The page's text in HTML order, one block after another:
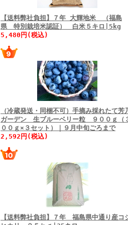
【送料弊社負担】７年 大輝地米 （福島
県 特別栽培米認証） 白米５キロ|5kg
5,480円(税込)
（冷蔵発送・同梱不可）手摘み採れたて芳
ガーデン 生ブルーベリー粒 ９００ｇ（
００ｇ×３セット）｜９月中旬ごろまで
2,592円(税込)
【送料弊社負担】７年 福島県中通り産コ